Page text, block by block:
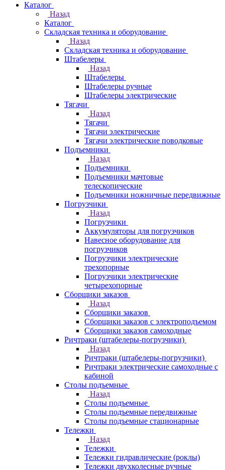
Каталог
Назад
Каталог
Складская техника и оборудование
Назад
Складская техника и оборудование
Штабелеры
Назад
Штабелеры
Штабелеры ручные
Штабелеры электрические
Тягачи
Назад
Тягачи
Тягачи электрические
Тягачи электрические поводковые
Подъемники
Назад
Подъемники
Подъемники мачтовые
телескопические
Подъемники ножничные передвижные
Погрузчики
Назад
Погрузчики
Аккумуляторы для погрузчиков
Навесное оборудование для
погрузчиков
Погрузчики электрические
трехопорные
Погрузчики электрические
четырехопорные
Сборщики заказов
Назад
Сборщики заказов
Сборщики заказов с электроподъемом
Сборщики заказов самоходные
Ричтраки (штабелеры-погрузчики)
Назад
Ричтраки (штабелеры-погрузчики)
Ричтраки электрические самоходные с
кабиной
Столы подъемные
Назад
Столы подъемные
Столы подъемные передвижные
Столы подъемные стационарные
Тележки
Назад
Тележки
Тележки гидравлические (роклы)
Тележки двухколесные ручные